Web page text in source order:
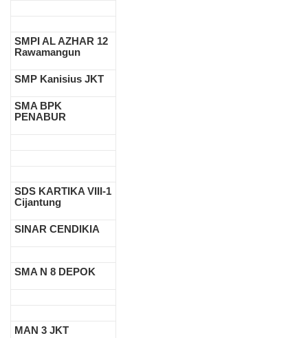
SMPI AL AZHAR 12
Rawamangun
SMP Kanisius JKT
SMA BPK
PENABUR
SDS KARTIKA VIII-1
Cijantung
SINAR CENDIKIA
SMA N 8 DEPOK
MAN 3 JKT